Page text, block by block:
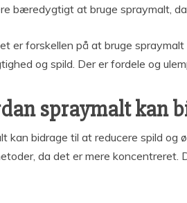
bæredygtigt at bruge spraymalt,
er forskellen på at bruge
og spild. Der er fordele og
spraymalt kan
kan bidrage til at reducere spild
da det er mere koncentreret.